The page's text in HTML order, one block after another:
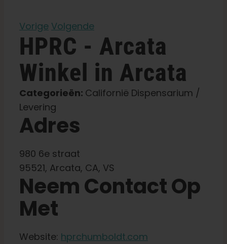
Druk op
Over
Pheno jagen
Behoud van Caribische genetica
Neem contact op met
Winkel op
Vorige Volgende
HPRC - Arcata
Winkel in Arcata
Categorieën: Californië Dispensarium /
Levering
Adres
980 6e straat
95521, Arcata, CA, VS
Neem Contact Op
Met
Website: hprchumboldt.com